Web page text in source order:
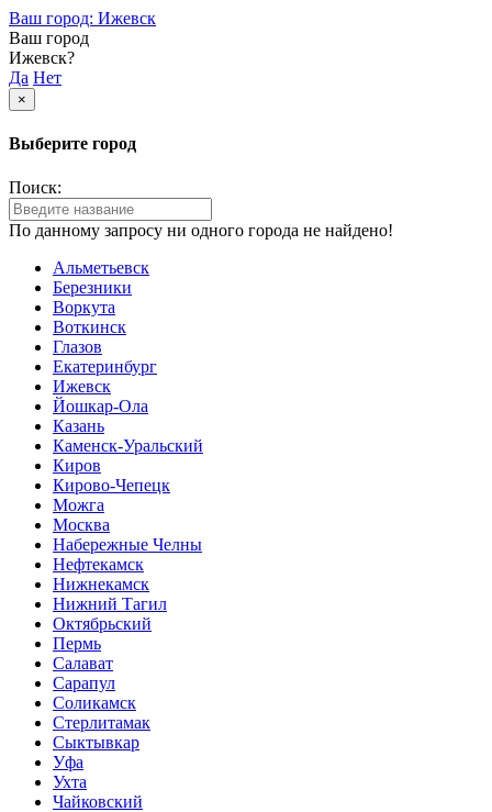
Ваш город: Ижевск
Ваш город
Ижевск?
Да Нет
×
Выберите город
Поиск:
По данному запросу ни одного города не найдено!
Альметьевск
Березники
Воркута
Воткинск
Глазов
Екатеринбург
Ижевск
Йошкар-Ола
Казань
Каменск-Уральский
Киров
Кирово-Чепецк
Можга
Москва
Набережные Челны
Нефтекамск
Нижнекамск
Нижний Тагил
Октябрьский
Пермь
Салават
Сарапул
Соликамск
Стерлитамак
Сыктывкар
Уфа
Ухта
Чайковский